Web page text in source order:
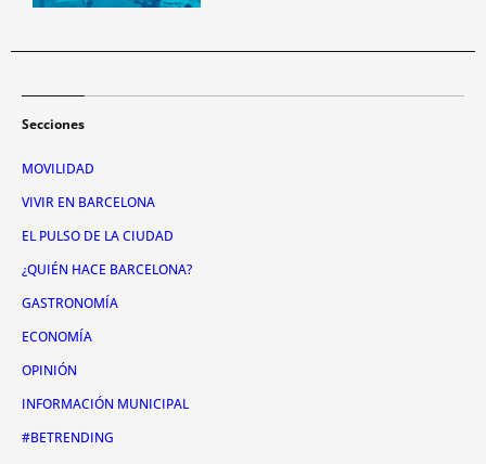
Secciones
MOVILIDAD
VIVIR EN BARCELONA
EL PULSO DE LA CIUDAD
¿QUIÉN HACE BARCELONA?
GASTRONOMÍA
ECONOMÍA
OPINIÓN
INFORMACIÓN MUNICIPAL
#BETRENDING